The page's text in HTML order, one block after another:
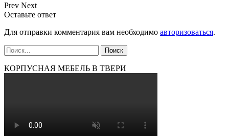
Prev Next
Оставьте ответ
Для отправки комментария вам необходимо авторизоваться.
КОРПУСНАЯ МЕБЕЛЬ В ТВЕРИ